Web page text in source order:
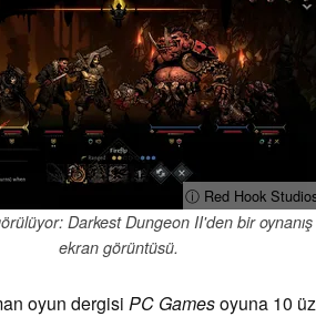
ⓘ Red Hook
Darkest Dungeon II'den bir oynanış
ekran görüntüsü.
oyun dergisi PC Gamesoyuna 10